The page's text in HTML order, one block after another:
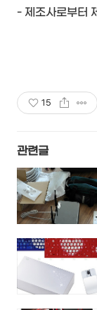
- 제조사로부터
15
관련글